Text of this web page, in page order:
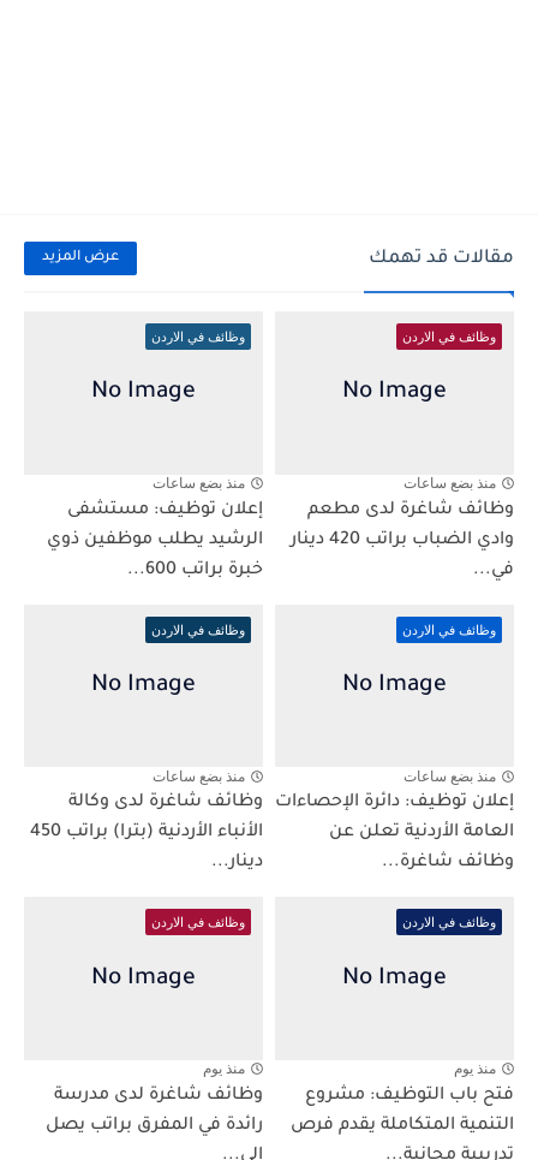
مقالات قد تهمك عرض المزيد
وظائف في الاردن
منذ بضع ساعات
وظائف شاغرة لدى مطعم
وادي الضباب براتب 420 دينار
في...
وظائف في الاردن
منذ بضع ساعات
إعلان توظيف: مستشفى
الرشيد يطلب موظفين ذوي
خبرة براتب 600...
وظائف في الاردن
منذ بضع ساعات
إعلان توظيف: دائرة الإحصاءات
العامة الأردنية تعلن عن
وظائف شاغرة...
وظائف في الاردن
منذ بضع ساعات
وظائف شاغرة لدى وكالة
الأنباء الأردنية (بترا) براتب 450
دينار...
وظائف في الاردن
منذ يوم
فتح باب التوظيف: مشروع
التنمية المتكاملة يقدم فرص
وظائف في الاردن
منذ يوم
وظائف شاغرة لدى مدرسة
رائدة في المفرق براتب يصل